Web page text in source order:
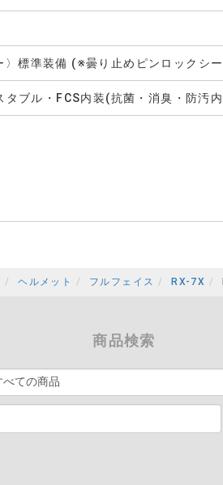
標準装備 (※曇り止めピンロックシ
ブル・FCS内装(抗菌・消臭・防汚
ヘルメット フルフェイス RX-7X
商品検索